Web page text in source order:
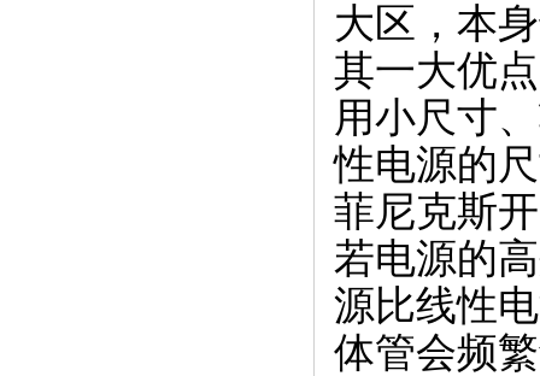
大区，本
其一大优
用小尺寸
性电源的
菲尼克斯
若电源的
源比线性
体管会频